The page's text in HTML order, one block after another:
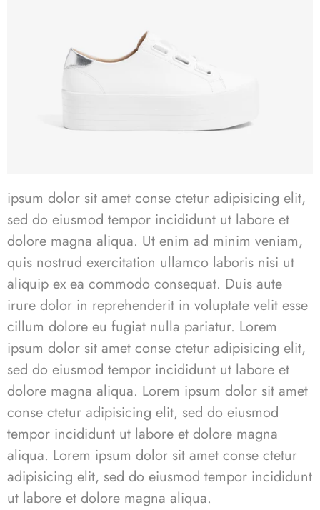
ipsum dolor sit amet conse ctetur adipisicing elit,
sed do eiusmod tempor incididunt ut labore et
dolore magna aliqua. Ut enim ad minim veniam,
quis nostrud exercitation ullamco laboris nisi ut
aliquip ex ea commodo consequat. Duis aute
irure dolor in reprehenderit in voluptate velit esse
cillum dolore eu fugiat nulla pariatur. Lorem
ipsum dolor sit amet conse ctetur adipisicing elit,
sed do eiusmod tempor incididunt ut labore et
dolore magna aliqua. Lorem ipsum dolor sit amet
conse ctetur adipisicing elit, sed do eiusmod
tempor incididunt ut labore et dolore magna
aliqua. Lorem ipsum dolor sit amet conse ctetur
adipisicing elit, sed do eiusmod tempor incididunt
ut labore et dolore magna aliqua.